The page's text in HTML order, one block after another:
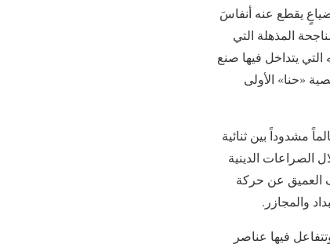
ضياعٍ يقطع عنه أنفاسَ
المذهلة التي
يتداخل فيها صنع
«حنا» الأولى
مشدوداً بين ثنائية
الصراعات الدينية
العميق عن حركة
والمجازر.
فيها عناصر